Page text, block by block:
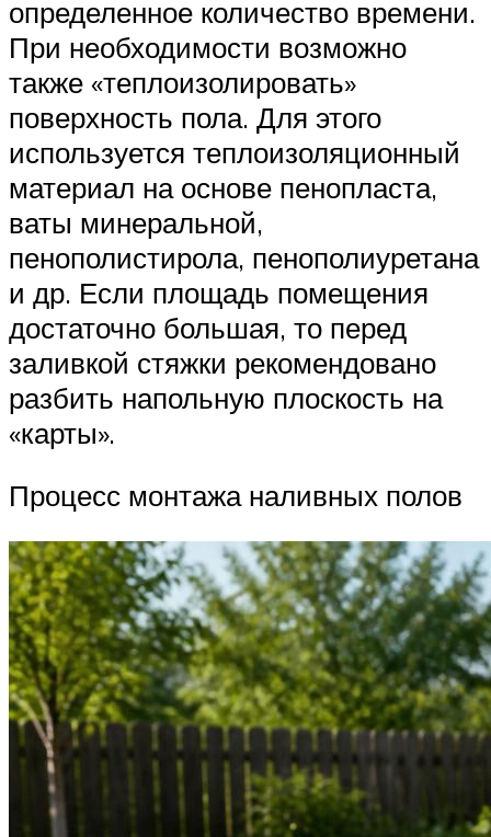
определенное количество времени.
При необходимости возможно
также «теплоизолировать»
поверхность пола. Для этого
используется теплоизоляционный
материал на основе пенопласта,
ваты минеральной,
пенополистирола, пенополиуретана
и др. Если площадь помещения
достаточно большая, то перед
заливкой стяжки рекомендовано
разбить напольную плоскость на
«карты».
Процесс монтажа наливных полов